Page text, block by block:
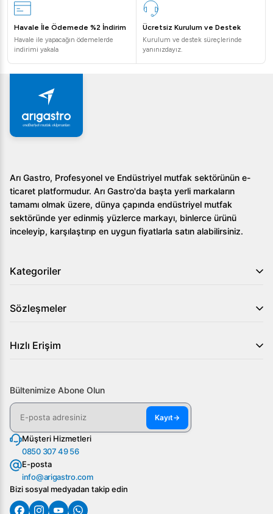
Havale İle Ödemede %2 İndirim
Havale ile yapacağın ödemelerde
indirimi yakala
Ücretsiz Kurulum ve Destek
Kurulum ve destek süreçlerinde
yanınızdayız.
Arı Gastro, Profesyonel ve Endüstriyel mutfak sektörünün e-
ticaret platformudur. Arı Gastro'da başta yerli markaların
tamamı olmak üzere, dünya çapında endüstriyel mutfak
sektöründe yer edinmiş yüzlerce markayı, binlerce ürünü
inceleyip, karşılaştırıp en uygun fiyatlarla satın alabilirsiniz.
Kategoriler
Sözleşmeler
Hızlı Erişim
Bültenimize Abone Olun
Kayıt→
Müşteri Hizmetleri
0850 307 49 56
E-posta
info@arigastro.com
Bizi sosyal medyadan takip edin